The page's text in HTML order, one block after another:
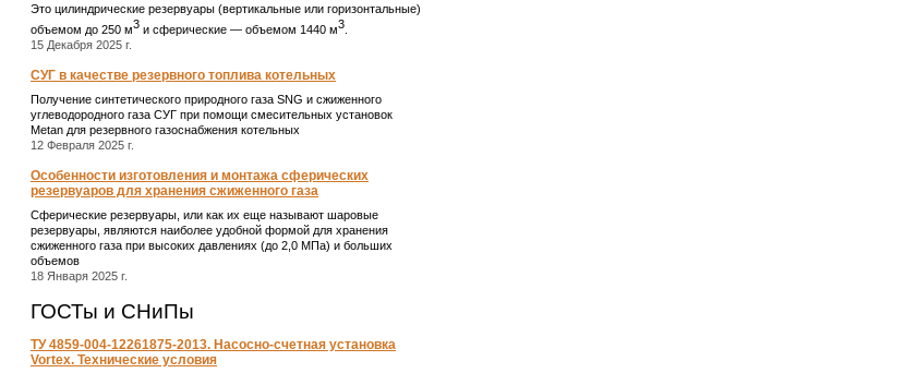
Это цилиндрические резервуары (вертикальные или горизонтальные)
объемом до 250 м3 и сферические ― объемом 1440 м3
15 Декабря 2025 г.
СУГ в качестве резервного топлива котельных
Получение синтетического природного газа SNG и сжиженного
углеводородного газа СУГ при помощи смесительных установок
Metan для резервного газоснабжения котельных
12 Февраля 2025 г.
Особенности изготовления и монтажа сферических
резервуаров для хранения сжиженного газа
Сферические резервуары, или как их еще называют шаровые
резервуары, являются наиболее удобной формой для хранения
сжиженного газа при высоких давлениях (до 2,0 МПа) и больших
объемов
18 Января 2025 г.
ГОСТы и СНиПы
ТУ 4859-004-12261875-2013. Насосно-счетная установка
Vortex. Технические условия